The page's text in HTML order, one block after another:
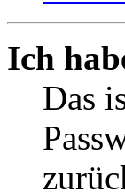
Ich
Das